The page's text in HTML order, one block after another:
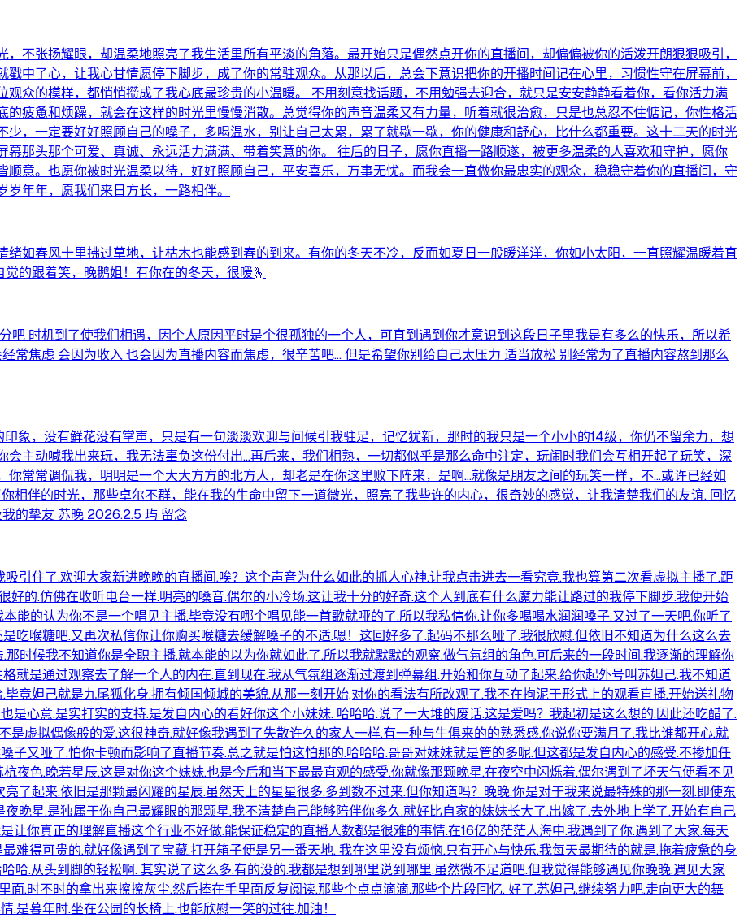
不张扬耀眼，却温柔地照亮了我生活里所有平淡的角落。最开始只是偶然点开你的直播间，却偏偏被你的活泼开朗狠狠吸引，
中了心，让我心甘情愿停下脚步，成了你的常驻观众。从那以后，总会下意识把你的开播时间记在心里，习惯性守在屏幕前，
众的模样，都悄悄攒成了我心底最珍贵的小温暖。 不用刻意找话题，不用勉强去迎合，就只是安安静静看着你，看你活力满
疲惫和烦躁，就会在这样的时光里慢慢消散。总觉得你的声音温柔又有力量，听着就很治愈，只是也总忍不住惦记，你性格活
，一定要好好照顾自己的嗓子，多喝温水，别让自己太累，累了就歇一歇，你的健康和舒心，比什么都重要。这十二天的时光
那头那个可爱、真诚、永远活力满满、带着笑意的你。 往后的日子，愿你直播一路顺遂，被更多温柔的人喜欢和守护，愿你
意。也愿你被时光温柔以待，好好照顾自己，平安喜乐，万事无忧。而我会一直做你最忠实的观众，稳稳守着你的直播间，守
年年，愿我们来日方长，一路相伴。
如春风十里拂过草地，让枯木也能感到春的到来。有你的冬天不冷，反而如夏日一般暖洋洋，你如小太阳，一直照耀温暖着直
的跟着笑，晚鹅姐！有你在的冬天，很暖🫰
吧 时机到了使我们相遇，因个人原因平时是个很孤独的一个人，可直到遇到你才意识到这段日子里我是有多么的快乐，所以希
常焦虑 会因为收入 也会因为直播内容而焦虑，很辛苦吧… 但是希望你别给自己太压力 适当放松 别经常为了直播内容熬到那么
象，没有鲜花没有掌声，只是有一句淡淡欢迎与问候引我驻足，记忆犹新，那时的我只是一个小小的14级，你仍不留余力，想
主动喊我出来玩，我无法辜负这份付出…再后来，我们相熟，一切都似乎是那么命中注定，玩闹时我们会互相开起了玩笑，深
常常调侃我，明明是一个大大方方的北方人，却老是在你这里败下阵来，是啊…就像是朋友之间的玩笑一样，不…或许已经如
相伴的时光，那些卓尔不群，能在我的生命中留下一道微光，照亮了我些许的内心，很奇妙的感觉，让我清楚我们的友谊. 回忆
的挚友 苏晚 2026.2.5 玙 留念
引住了.欢迎大家新进晚晚的直播间.唉？这个声音为什么如此的抓人心神.让我点击进去一看究竟.我也算第二次看虚拟主播了.距
的.仿佛在收听电台一样.明亮的嗓音.偶尔的小冷场.这让我十分的好奇.这个人到底有什么魔力能让路过的我停下脚步.我便开始
能的认为你不是一个唱见主播.毕竟没有哪个唱见能一首歌就哑的了.所以我私信你.让你多喝喝水润润嗓子.又过了一天吧.你听了
吃喉糖吧.又再次私信你让你购买喉糖去缓解嗓子的不适.嗯！这回好多了.起码不那么哑了.我很欣慰.但依旧不知道为什么这么去
时候我不知道你是全职主播.就本能的以为你就如此了.所以我就默默的观察.做气氛组的角色.可后来的一段时间.我逐渐的理解你
就是通过观察去了解一个人的内在.直到现在.我从气氛组逐渐过渡到弹幕组.开始和你互动了起来.给你起外号叫苏妲己.我不知道
竟妲己就是九尾狐化身.拥有倾国倾城的美貌.从那一刻开始,对你的看法有所改观了.我不在拘泥于形式上的观看直播.开始送礼物
是心意.是实打实的支持.是发自内心的看好你这个小妹妹. 哈哈哈.说了一大堆的废话.这是爱吗？我起初是这么想的.因此还吃醋了.
虚拟偶像般的爱.这很神奇.就好像我遇到了失散许久的家人一样.有一种与生俱来的的熟悉感.你说你要满月了.我比谁都开心.就
子又哑了.怕你卡顿而影响了直播节奏.总之就是怕这怕那的.哈哈哈.哥哥对妹妹就是管的多呢.但这都是发自内心的感受.不掺加任
夜色.晚若星辰.这是对你这个妹妹.也是今后和当下最最直观的感受.你就像那颗晚星.在夜空中闪烁着.偶尔遇到了坏天气便看不见
了起来.依旧是那颗最闪耀的星辰.虽然天上的星星很多.多到数不过来.但你知道吗？晚晚.你是对于我来说最特殊的那一刻.即使东
晚星.是独属于你自己最耀眼的那颗星.我不清楚自己能够陪伴你多久.就好比自家的妹妹长大了.出嫁了.去外地上学了.开始有自己
让你真正的理解直播这个行业不好做.能保证稳定的直播人数都是很难的事情.在16亿的茫茫人海中.我遇到了你.遇到了大家.每天
难得可贵的.就好像遇到了宝藏.打开箱子便是另一番天地. 我在这里没有烦恼.只有开心与快乐.我每天最期待的就是.拖着疲惫的身
哈.从头到脚的轻松啊. 其实说了这么多.有的没的.我都是想到哪里说到哪里.虽然微不足道吧.但我觉得能够遇见你晚晚.遇见大家
.时不时的拿出来擦擦灰尘.然后捧在手里面反复阅读.那些个点点滴滴.那些个片段回忆. 好了.苏妲己.继续努力吧.走向更大的舞
是暮年时.坐在公园的长椅上.也能欣慰一笑的过往.加油！